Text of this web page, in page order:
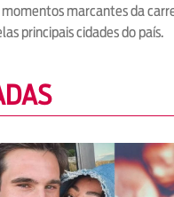
marcantes da
principais cidades do país.